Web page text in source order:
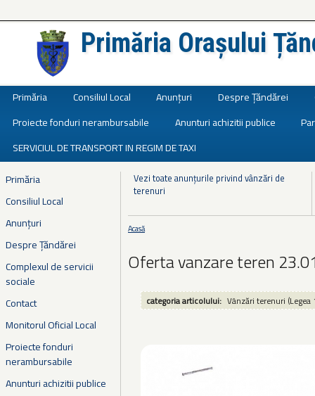
Primăria Orașului
Primăria Consiliul Local Anunțuri Despre Țăndărei
Proiecte fonduri nerambursabile
Anunturi achizitii publice
SERVICIUL DE TRANSPORT IN REGIM DE TAXI
Primăria
Consiliul Local
Anunțuri
Despre Țăndărei
Complexul de servicii
sociale
Contact
Monitorul Oficial Local
Proiecte fonduri
nerambursabile
Anunturi achizitii publice
Vezi toate anunțurile privind vânzări de
terenuri
Eşti aici
Acasă
Oferta vanzare teren
categoria articolului: Vânzări terenuri (Legea